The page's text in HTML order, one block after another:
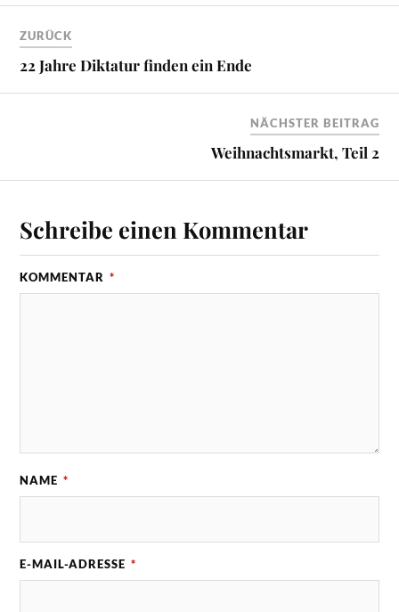
ZURÜCK
22 Jahre Diktatur finden ein Ende
NÄCHSTER BEITRAG
Weihnachtsmarkt, Teil 2
Schreibe einen Kommentar
KOMMENTAR *
NAME *
E-MAIL-ADRESSE *